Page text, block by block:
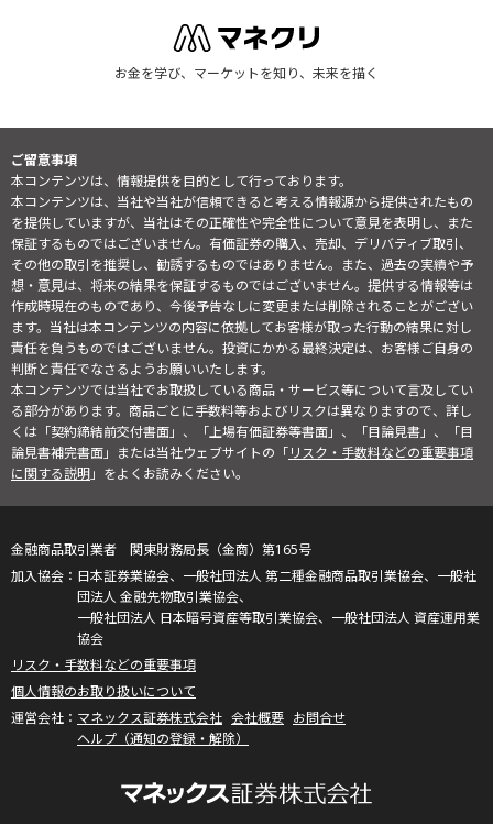
お金を学び、マーケットを知り、未来を描く
ご留意事項
本コンテンツは、情報提供を目的として行っております。
本コンテンツは、当社や当社が信頼できると考える情報源から提供されたもの
を提供していますが、当社はその正確性や完全性について意見を表明し、また
保証するものではございません。有価証券の購入、売却、デリバティブ取引、
その他の取引を推奨し、勧誘するものではありません。また、過去の実績や予
想・意見は、将来の結果を保証するものではございません。提供する情報等は
作成時現在のものであり、今後予告なしに変更または削除されることがござい
ます。当社は本コンテンツの内容に依拠してお客様が取った行動の結果に対し
責任を負うものではございません。投資にかかる最終決定は、お客様ご自身の
判断と責任でなさるようお願いいたします。
本コンテンツでは当社でお取扱している商品・サービス等について言及してい
る部分があります。商品ごとに手数料等およびリスクは異なりますので、詳し
くは「契約締結前交付書面」、「上場有価証券等書面」、「目論見書」、「目
論見書補完書面」または当社ウェブサイトの「リスク・手数料などの重要事項
に関する説明」をよくお読みください。
金融商品取引業者 関東財務局長（金商）第165号
日本証券業協会、一般社団法人 第二種金融商品取引業協会、一般社
団法人 金融先物取引業協会、
一般社団法人 日本暗号資産等取引業協会、一般社団法人 資産運用業
協会
リスク・手数料などの重要事項
個人情報のお取り扱いについて
マネックス証券株式会社 会社概要 お問合せ
ヘルプ（通知の登録・解除）